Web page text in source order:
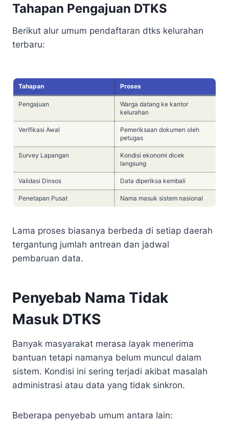
Tahapan Pengajuan DTKS
Berikut alur umum pendaftaran dtks kelurahan
terbaru:
Tahapan Proses
Pengajuan
Warga datang ke kantor
kelurahan
Verifikasi Awal
Pemeriksaan dokumen oleh
petugas
Survey Lapangan
Kondisi ekonomi dicek
langsung
Validasi Dinsos Data diperiksa kembali
Penetapan Pusat Nama masuk sistem nasional
Lama proses biasanya berbeda di setiap daerah
tergantung jumlah antrean dan jadwal
pembaruan data.
Penyebab Nama Tidak
Masuk DTKS
Banyak masyarakat merasa layak menerima
bantuan tetapi namanya belum muncul dalam
sistem. Kondisi ini sering terjadi akibat masalah
administrasi atau data yang tidak sinkron.
Beberapa penyebab umum antara lain: